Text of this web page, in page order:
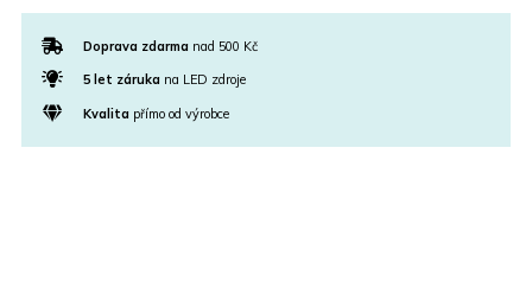
Doprava zdarma nad 500 Kč
5 let zárukana LED zdroje
Kvalitapřímo od výrobce